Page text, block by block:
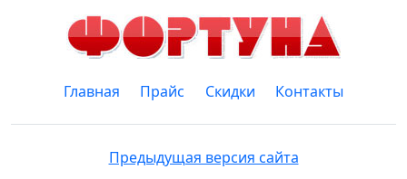
Главная Прайс Скидки Контакты
Предыдущая версия сайта